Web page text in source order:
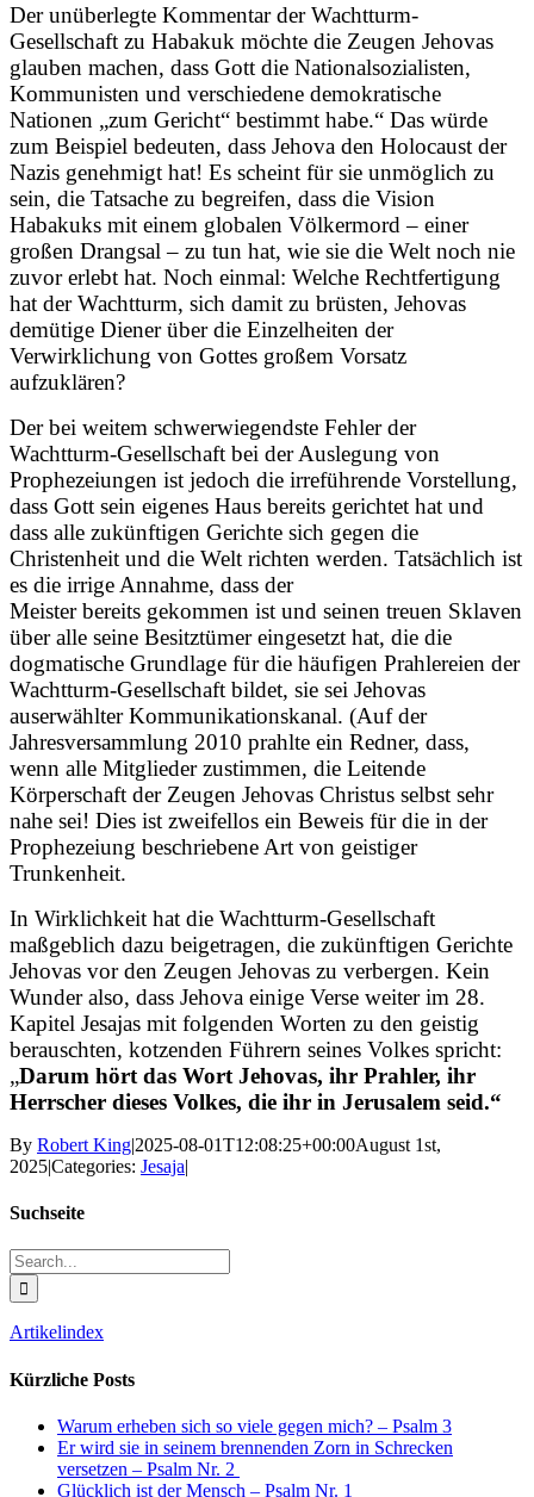
Der unüberlegte Kommentar der Wachtturm-
Gesellschaft zu Habakuk möchte die Zeugen Jehovas
glauben machen, dass Gott die Nationalsozialisten,
Kommunisten und verschiedene demokratische
Nationen „zum Gericht“ bestimmt habe.“ Das würde
zum Beispiel bedeuten, dass Jehova den Holocaust der
Nazis genehmigt hat! Es scheint für sie unmöglich zu
sein, die Tatsache zu begreifen, dass die Vision
Habakuks mit einem globalen Völkermord – einer
großen Drangsal – zu tun hat, wie sie die Welt noch nie
zuvor erlebt hat. Noch einmal: Welche Rechtfertigung
hat der Wachtturm, sich damit zu brüsten, Jehovas
demütige Diener über die Einzelheiten der
Verwirklichung von Gottes großem Vorsatz
aufzuklären?
Der bei weitem schwerwiegendste Fehler der
Wachtturm-Gesellschaft bei der Auslegung von
Prophezeiungen ist jedoch die irreführende Vorstellung,
dass Gott sein eigenes Haus bereits gerichtet hat und
dass alle zukünftigen Gerichte sich gegen die
Christenheit und die Welt richten werden. Tatsächlich ist
es die irrige Annahme, dass der
Meister bereits gekommen ist und seinen treuen Sklaven
über alle seine Besitztümer eingesetzt hat, die die
dogmatische Grundlage für die häufigen Prahlereien der
Wachtturm-Gesellschaft bildet, sie sei Jehovas
auserwählter Kommunikationskanal. (Auf der
Jahresversammlung 2010 prahlte ein Redner, dass,
wenn alle Mitglieder zustimmen, die Leitende
Körperschaft der Zeugen Jehovas Christus selbst sehr
nahe sei! Dies ist zweifellos ein Beweis für die in der
Prophezeiung beschriebene Art von geistiger
Trunkenheit.
In Wirklichkeit hat die Wachtturm-Gesellschaft
maßgeblich dazu beigetragen, die zukünftigen Gerichte
Jehovas vor den Zeugen Jehovas zu verbergen. Kein
Wunder also, dass Jehova einige Verse weiter im 28.
Kapitel Jesajas mit folgenden Worten zu den geistig
berauschten, kotzenden Führern seines Volkes spricht:
„Darum hört das Wort Jehovas, ihr Prahler, ihr
Herrscher dieses Volkes, die ihr in Jerusalem seid.“
By Robert King|2025-08-01T12:08:25+00:00August 1st,
2025|Categories: Jesaja|
Suchseite
Search
for:
Artikelindex
Kürzliche Posts
Warum erheben sich so viele gegen mich? – Psalm 3
Er wird sie in seinem brennenden Zorn in Schrecken
versetzen – Psalm Nr. 2
Glücklich ist der Mensch – Psalm Nr. 1